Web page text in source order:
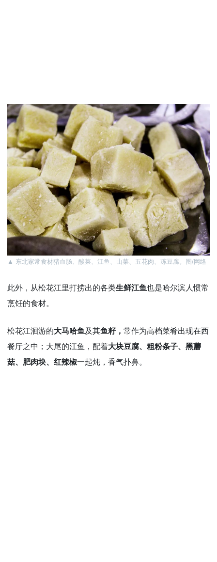
▲ 东北家常食材猪血肠、酸菜、江鱼、山菜、五花肉、冻豆腐。图/网络
此外，从松花江里打捞出的各类生鲜江鱼也是哈尔滨人惯常
烹饪的食材。
松花江洄游的大马哈鱼 及其鱼籽， 常作为高档菜肴出现在西
餐厅之中；大尾的江鱼，配着大块豆腐、粗粉条子、黑蘑
菇、肥肉块、红辣椒一起炖，香气扑鼻。